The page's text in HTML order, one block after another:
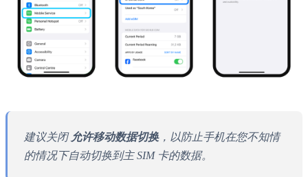
建议关闭 允许移动数据切换，以防止手机在您不知情
的情况下自动切换到主 SIM 卡的数据。